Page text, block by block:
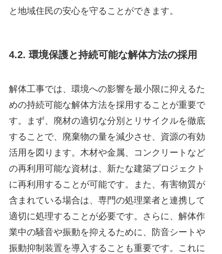
と地域住民の安心を守ることができます。
4.2. 環境保護と持続可能な解体方法の採用
解体工事では、環境への影響を最小限に抑えるた
めの持続可能な解体方法を採用することが重要で
す。まず、廃材の適切な分別とリサイクルを徹底
することで、廃棄物の量を減少させ、資源の有効
活用を図ります。木材や金属、コンクリートなど
の再利用可能な資材は、新たな建築プロジェクト
に再利用することが可能です。また、有害物質が
含まれている場合は、専門の処理業者と連携して
適切に処理することが必要です。さらに、解体作
業中の騒音や振動を抑えるために、防音シートや
振動抑制装置を導入することも重要です。これに